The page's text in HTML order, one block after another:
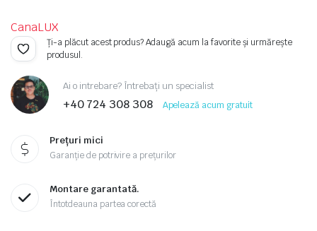
CanaLUX
Ți-a plăcut acest produs? Adaugă acum la favorite și urmărește
produsul.
Ai o intrebare? Întrebați un specialist
+40 724 308 308 Apelează acum gratuit
Prețuri mici
Garanție de potrivire a prețurilor
Montare garantată.
Întotdeauna partea corectă